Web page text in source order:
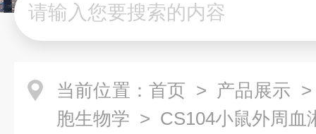
当前位置： 首页 > 产品展示
胞生物学 > CS104小鼠外周血